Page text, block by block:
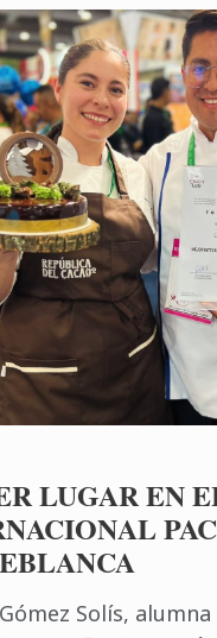
LUGAR EN
Solís, alumna